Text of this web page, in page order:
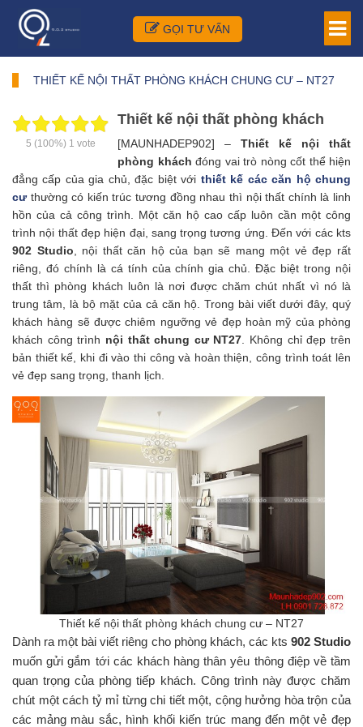
GỌI TƯ VẤN
THIẾT KẾ NỘI THẤT PHÒNG KHÁCH CHUNG CƯ – NT27
5 (100%) 1 vote
Thiết kế nội thất phòng khách
[MAUNHADEP902] – Thiết kế nội thất
phòng khách đóng vai trò nòng cốt thể hiện
đẳng cấp của gia chủ, đặc biệt với thiết kế các căn hộ chung
cưthường có kiến trúc tương đồng nhau thì nội thất chính là linh
hồn của cả công trình. Một căn hộ cao cấp luôn cần một công
trình nội thất đẹp hiện đại, sang trọng tương ứng. Đến với các kts
902 Studio , nội thất căn hộ của bạn sẽ mang một vẻ đẹp rất
riêng, đó chính là cá tính của chính gia chủ. Đặc biệt trong nội
thất thì phòng khách luôn là nơi được chăm chút nhất vì nó là
trung tâm, là bộ mặt của cả căn hộ. Trong bài viết dưới đây, quý
khách hàng sẽ được chiêm ngưỡng vẻ đẹp hoàn mỹ của phòng
khách công trình nội thất chung cư NT27 . Không chỉ đẹp trên
bản thiết kế, khi đi vào thi công và hoàn thiện, công trình toát lên
vẻ đẹp sang trọng, thanh lịch.
Thiết kế nội thất phòng khách chung cư – NT27
Dành ra một bài viết riêng cho phòng khách, các kts 902 Studio
muốn gửi gắm tới các khách hàng thân yêu thông điệp về tầm
quan trọng của phòng tiếp khách. Công trình này được chăm
chút một cách tỷ mỉ từng chi tiết một, cộng hưởng hòa trộn của
các mảng màu sắc, hình khối kiến trúc mang đến một vẻ đẹp